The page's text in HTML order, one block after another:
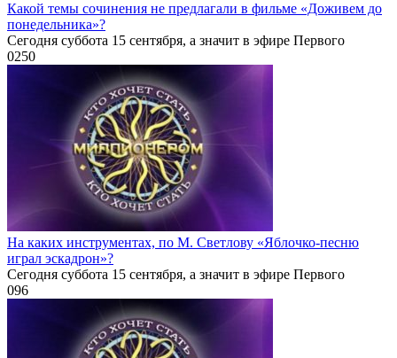
Какой темы сочинения не предлагали в фильме «Доживем до
понедельника»?
Сегодня суббота 15 сентября, а значит в эфире Первого
0250
На каких инструментах, по М. Светлову «Яблочко-песню
играл эскадрон»?
Сегодня суббота 15 сентября, а значит в эфире Первого
096